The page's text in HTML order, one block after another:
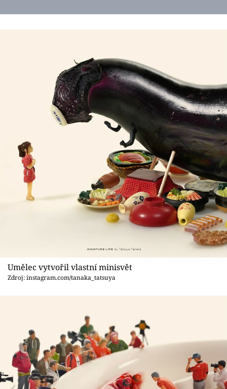
Umělec vytvořil vlastní minisvět
Zdroj: instagram.com/tanaka_tatsuya